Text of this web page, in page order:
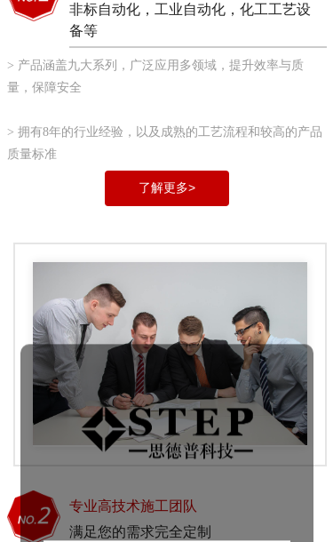
非标自动化，工业自动化，化工工艺设
备等
了解更多>
> 产品涵盖九大系列，广泛应用多领域，提升效率与质
量，保障安全
> 拥有8年的行业经验，以及成熟的工艺流程和较高的产品
质量标准
专业高技术施工团队
满足您的需求完全定制